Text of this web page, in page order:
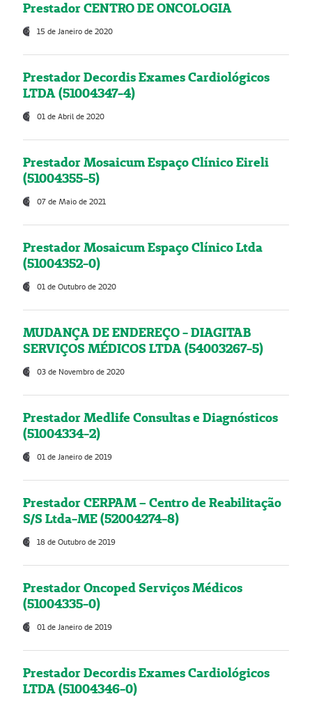
Prestador CENTRO DE ONCOLOGIA
15 de Janeiro de 2020
Prestador Decordis Exames Cardiológicos
LTDA (51004347-4)
01 de Abril de 2020
Prestador Mosaicum Espaço Clínico Eireli
(51004355-5)
07 de Maio de 2021
Prestador Mosaicum Espaço Clínico Ltda
(51004352-0)
01 de Outubro de 2020
MUDANÇA DE ENDEREÇO - DIAGITAB
SERVIÇOS MÉDICOS LTDA (54003267-5)
03 de Novembro de 2020
Prestador Medlife Consultas e Diagnósticos
(51004334-2)
01 de Janeiro de 2019
Prestador CERPAM – Centro de Reabilitação
S/S Ltda-ME (52004274-8)
18 de Outubro de 2019
Prestador Oncoped Serviços Médicos
(51004335-0)
01 de Janeiro de 2019
Prestador Decordis Exames Cardiológicos
LTDA (51004346-0)